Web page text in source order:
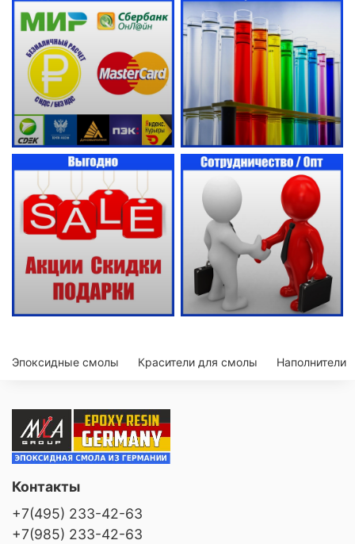
Эпоксидные смолы Красители для смолы Наполнители
Контакты
+7(495) 233-42-63
+7(985) 233-42-63